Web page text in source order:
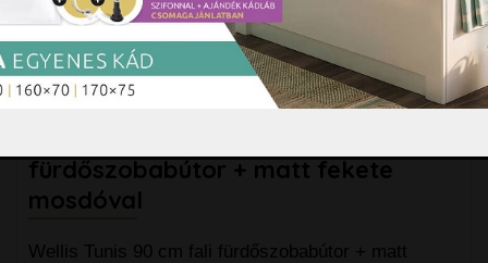
fürdőszobabútor + matt fekete
mosdóval
Wellis Tunis 90 cm fali fürdőszobabútor + matt